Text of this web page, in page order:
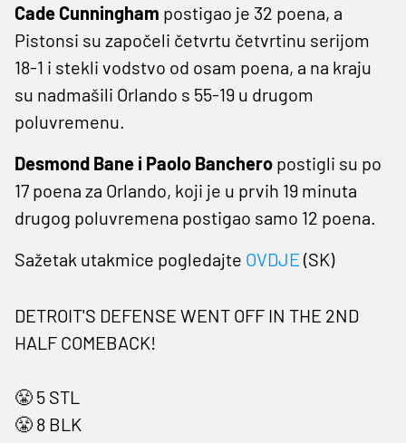
Cade Cunningham postigao je 32 poena, a
Pistonsi su započeli četvrtu četvrtinu serijom
18-1 i stekli vodstvo od osam poena, a na kraju
su nadmašili Orlando s 55-19 u drugom
poluvremenu.
Desmond Bane i Paolo Banchero postigli su po
17 poena za Orlando, koji je u prvih 19 minuta
drugog poluvremena postigao samo 12 poena.
Sažetak utakmice pogledajte OVDJE (SK)
DETROIT'S DEFENSE WENT OFF IN THE 2ND
HALF COMEBACK!
😤 5 STL
😤 8 BLK